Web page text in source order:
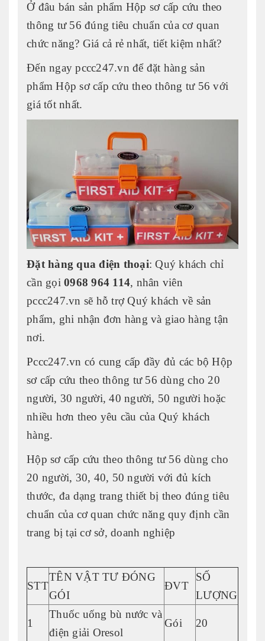
Ở đâu bán sản phẩm Hộp sơ cấp cứu theo
thông tư 56 đúng tiêu chuẩn của cơ quan
chức năng? Giá cả rẻ nhất, tiết kiệm nhất?
Đến ngay pccc247.vn để đặt hàng sản
phẩm Hộp sơ cấp cứu theo thông tư 56 với
giá tốt nhất.
Đặt hàng qua điện thoại: Quý khách chỉ
cần gọi 0968 964 114, nhân viên
pccc247.vn sẽ hỗ trợ Quý khách về sản
phẩm, ghi nhận đơn hàng và giao hàng tận
nơi.
Pccc247.vn có cung cấp đầy đủ các bộ Hộp
sơ cấp cứu theo thông tư 56 dùng cho 20
người, 30 người, 40 người, 50 người hoặc
nhiều hơn theo yêu cầu của Quý khách
hàng.
Hộp sơ cấp cứu theo thông tư 56 dùng cho
20 người, 30, 40, 50 người với đủ kích
thước, đa dạng trang thiết bị theo đúng tiêu
chuẩn của cơ quan chức năng quy định cần
trang bị tại cơ sở, doanh nghiệp
STT
TÊN VẬT TƯ ĐÓNG
GÓI
ĐVT
SỐ
LƯỢNG
1
Thuốc uống bù nước và
điện giải Oresol
Gói 20